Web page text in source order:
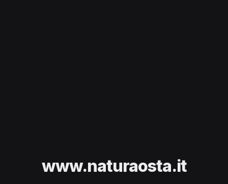
www.naturaosta.it